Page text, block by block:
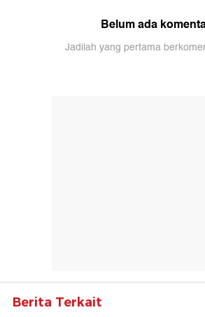
Belum ada
Jadilah yang pertama
Berita Terkait